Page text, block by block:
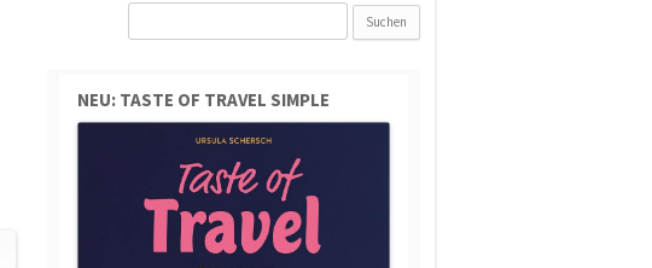
NEU: TASTE OF TRAVEL SIMPLE